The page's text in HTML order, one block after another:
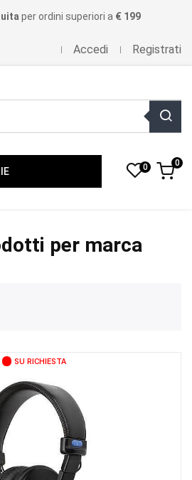
per ordini superiori a € 199
Accedi Registrati
0 0
per marca
SU RICHIESTA